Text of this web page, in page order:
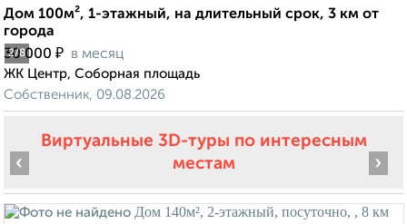
2/8
Дом 100м², 1-этажный, на длительный срок, 3 км от
города
30 000 ₽ в месяц
ЖК Центр, Соборная площадь
Собственник, 09.08.2026
Виртуальные 3D-туры по интересным
местам
‹ ›